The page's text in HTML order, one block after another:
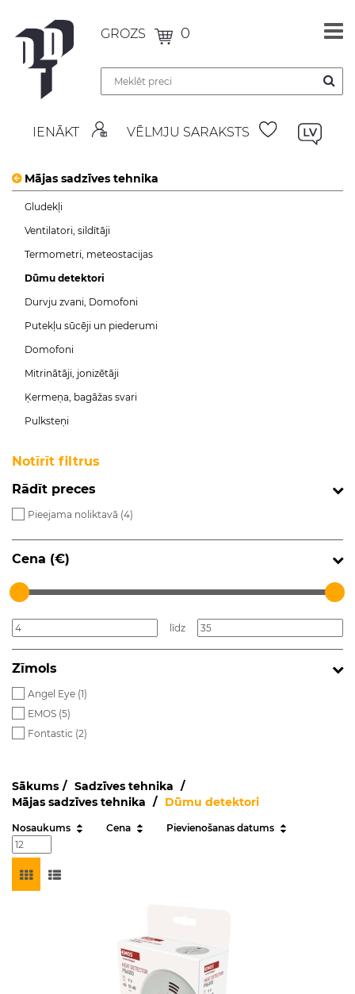
GROZS 0
IENĀKT VĒLMJU SARAKSTS
Mājas sadzīves tehnika
Gludekļi
Ventilatori, sildītāji
Termometri, meteostacijas
Dūmu detektori
Durvju zvani, Domofoni
Putekļu sūcēji un piederumi
Domofoni
Mitrinātāji, jonizētāji
Ķermeņa, bagāžas svari
Pulksteņi
Notīrīt filtrus
Rādīt preces
Pieejama noliktavā (4)
Cena (€)
līdz
Zīmols
Angel Eye (1)
EMOS (5)
Fontastic (2)
Sākums
Sadzīves tehnika
Mājas sadzīves tehnika
Dūmu detektori
Nosaukums Cena Pievienošanas datums